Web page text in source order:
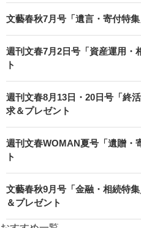
文藝春秋7月号「遺言・寄付特
週刊文春7月2日号「資産運用・
ト
週刊文春8月13日・20日号「終
求＆プレゼント
週刊文春WOMAN夏号「遺贈・
ト
文藝春秋9月号「金融・相続特
＆プレゼント